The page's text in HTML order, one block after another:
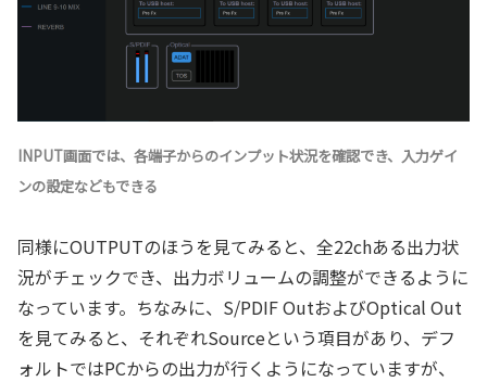
INPUT画面では、各端子からのインプット状況を確認でき、入力ゲイ
ンの設定などもできる
同様にOUTPUTのほうを見てみると、全22chある出力状
況がチェックでき、出力ボリュームの調整ができるように
なっています。ちなみに、S/PDIF OutおよびOptical Out
を見てみると、それぞれSourceという項目があり、デフ
ォルトではPCからの出力が行くようになっていますが、